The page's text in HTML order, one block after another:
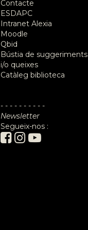
Contacte
ESDAPC
Intranet Alexia
Moodle
Qbid
Bústia de suggeriments
i/o queixes
Catàleg biblioteca
- - - - - - - - - -
Newsletter
Segueix-nos :